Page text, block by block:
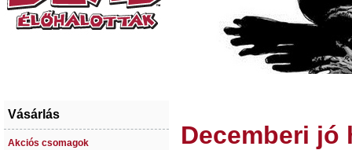
Vásárlás
Akciós csomagok Decemberi jó